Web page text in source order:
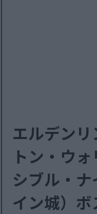
エルデン
トン・ウ
シブル・
イン城）ボ